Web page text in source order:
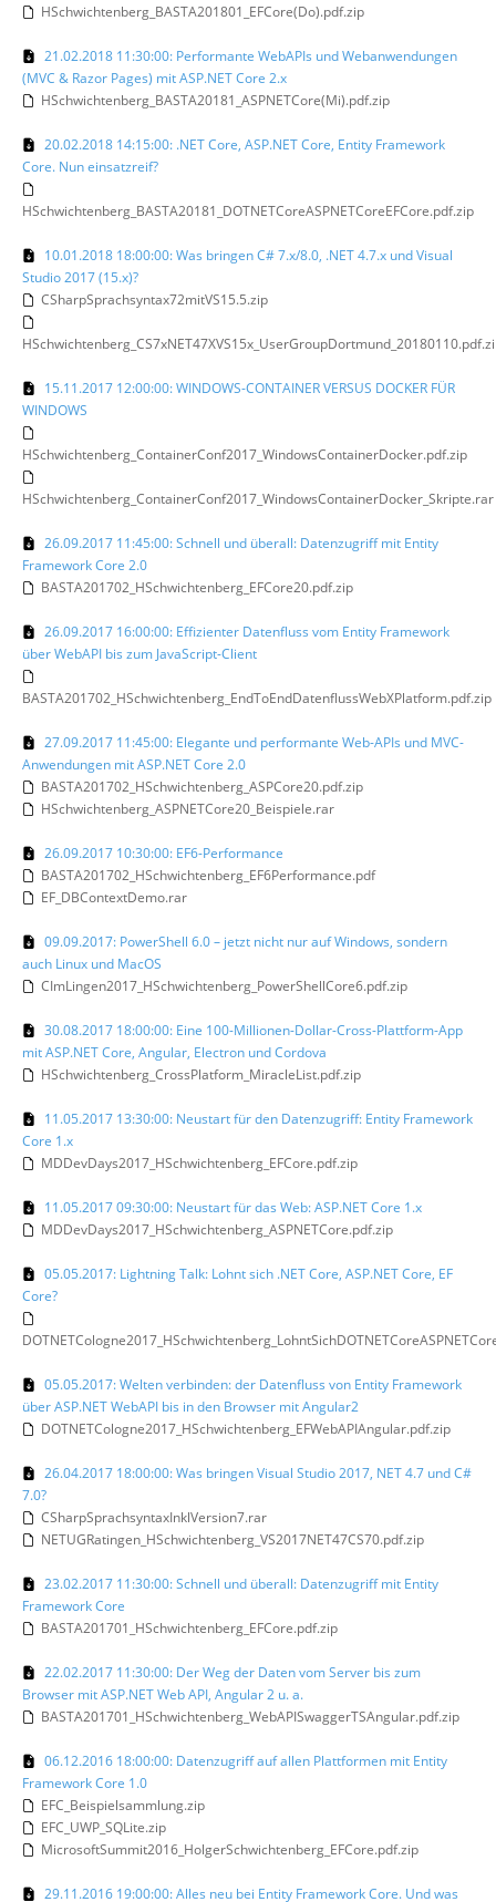
HSchwichtenberg_BASTA201801_EFCore(Do).pdf.zip
21.02.2018 11:30:00: Performante WebAPIs und Webanwendungen
(MVC & Razor Pages) mit ASP.NET Core 2.x
HSchwichtenberg_BASTA20181_ASPNETCore(Mi).pdf.zip
20.02.2018 14:15:00: .NET Core, ASP.NET Core, Entity Framework
Core. Nun einsatzreif?
HSchwichtenberg_BASTA20181_DOTNETCoreASPNETCoreEFCore.pdf.zip
10.01.2018 18:00:00: Was bringen C# 7.x/8.0, .NET 4.7.x und Visual
Studio 2017 (15.x)?
CSharpSprachsyntax72mitVS15.5.zip
15.11.2017 12:00:00: WINDOWS-CONTAINER VERSUS DOCKER FÜR
WINDOWS
HSchwichtenberg_ContainerConf2017_WindowsContainerDocker.pdf.zip
HSchwichtenberg_ContainerConf2017_WindowsContainerDocker_Skripte.rar
26.09.2017 11:45:00: Schnell und überall: Datenzugriff mit Entity
Framework Core 2.0
BASTA201702_HSchwichtenberg_EFCore20.pdf.zip
26.09.2017 16:00:00: Effizienter Datenfluss vom Entity Framework
über WebAPI bis zum JavaScript-Client
BASTA201702_HSchwichtenberg_EndToEndDatenflussWebXPlatform.pdf.zip
27.09.2017 11:45:00: Elegante und performante Web-APIs und MVC-
Anwendungen mit ASP.NET Core 2.0
BASTA201702_HSchwichtenberg_ASPCore20.pdf.zip
HSchwichtenberg_ASPNETCore20_Beispiele.rar
26.09.2017 10:30:00: EF6-Performance
BASTA201702_HSchwichtenberg_EF6Performance.pdf
EF_DBContextDemo.rar
09.09.2017: PowerShell 6.0 – jetzt nicht nur auf Windows, sondern
auch Linux und MacOS
CImLingen2017_HSchwichtenberg_PowerShellCore6.pdf.zip
30.08.2017 18:00:00: Eine 100-Millionen-Dollar-Cross-Plattform-App
mit ASP.NET Core, Angular, Electron und Cordova
HSchwichtenberg_CrossPlatform_MiracleList.pdf.zip
11.05.2017 13:30:00: Neustart für den Datenzugriff: Entity Framework
Core 1.x
MDDevDays2017_HSchwichtenberg_EFCore.pdf.zip
11.05.2017 09:30:00: Neustart für das Web: ASP.NET Core 1.x
MDDevDays2017_HSchwichtenberg_ASPNETCore.pdf.zip
05.05.2017: Lightning Talk: Lohnt sich .NET Core, ASP.NET Core, EF
Core?
05.05.2017: Welten verbinden: der Datenfluss von Entity Framework
über ASP.NET WebAPI bis in den Browser mit Angular2
DOTNETCologne2017_HSchwichtenberg_EFWebAPIAngular.pdf.zip
26.04.2017 18:00:00: Was bringen Visual Studio 2017, NET 4.7 und C#
7.0?
CSharpSprachsyntaxInklVersion7.rar
NETUGRatingen_HSchwichtenberg_VS2017NET47CS70.pdf.zip
23.02.2017 11:30:00: Schnell und überall: Datenzugriff mit Entity
Framework Core
BASTA201701_HSchwichtenberg_EFCore.pdf.zip
22.02.2017 11:30:00: Der Weg der Daten vom Server bis zum
Browser mit ASP.NET Web API, Angular 2 u. a.
BASTA201701_HSchwichtenberg_WebAPISwaggerTSAngular.pdf.zip
06.12.2016 18:00:00: Datenzugriff auf allen Plattformen mit Entity
Framework Core 1.0
EFC_Beispielsammlung.zip
EFC_UWP_SQLite.zip
MicrosoftSummit2016_HolgerSchwichtenberg_EFCore.pdf.zip
29.11.2016 19:00:00: Alles neu bei Entity Framework Core. Und was